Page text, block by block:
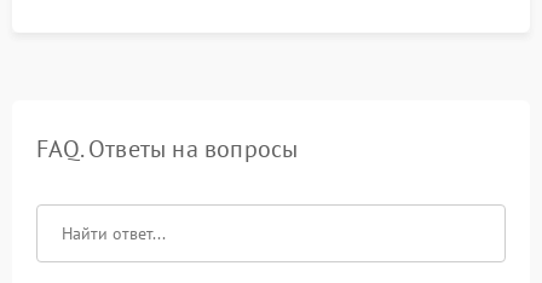
FAQ. Ответы на вопросы